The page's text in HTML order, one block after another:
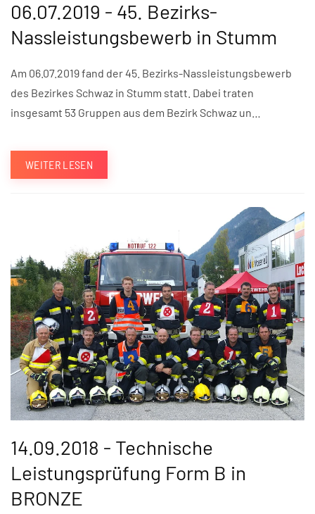
06.07.2019 - 45. Bezirks-
Nassleistungsbewerb in Stumm
Am 06.07.2019 fand der 45. Bezirks-Nassleistungsbewerb
des Bezirkes Schwaz in Stumm statt. Dabei traten
insgesamt 53 Gruppen aus dem Bezirk Schwaz un…
WEITER LESEN
14.09.2018 - Technische
Leistungsprüfung Form B in
BRONZE